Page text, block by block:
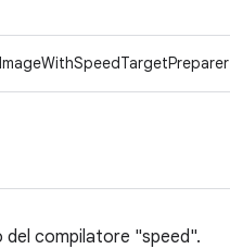
del compilatore "speed".